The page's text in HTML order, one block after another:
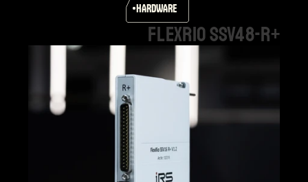
HARDWARE
FlexRIOSSV48-R+